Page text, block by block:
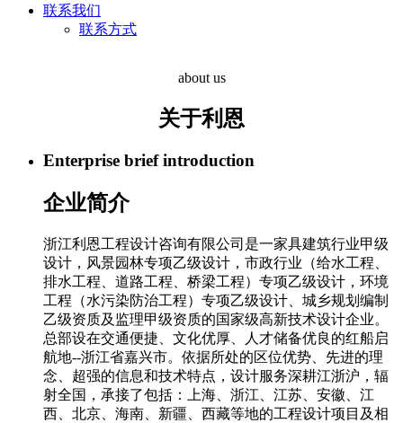
联系我们
联系方式
about us
关于利恩
Enterprise brief introduction
企业简介
浙江利恩工程设计咨询有限公司是一家具建筑行业甲级
设计，风景园林专项乙级设计，市政行业（给水工程、
排水工程、道路工程、桥梁工程）专项乙级设计，环境
工程（水污染防治工程）专项乙级设计、城乡规划编制
乙级资质及监理甲级资质的国家级高新技术设计企业。
总部设在交通便捷、文化优厚、人才储备优良的红船启
航地--浙江省嘉兴市。依据所处的区位优势、先进的理
念、超强的信息和技术特点，设计服务深耕江浙沪，辐
射全国，承接了包括：上海、浙江、江苏、安徽、江
西、北京、海南、新疆、西藏等地的工程设计项目及相